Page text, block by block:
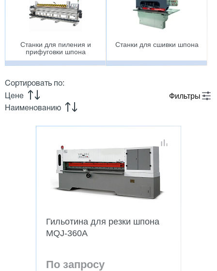
Станки для пиления и
прифуговки шпона
Станки для сшивки шпона
Фильтры
Сортировать по:
Цене
Наименованию
Гильотина для резки шпона
MQJ-360A
По запросу